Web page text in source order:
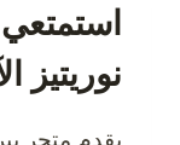
لكل
نوريتيز